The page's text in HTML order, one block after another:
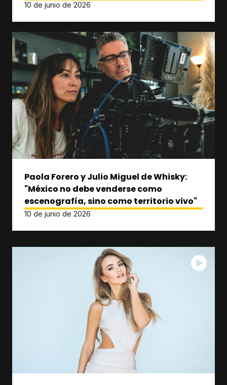
10 de junio de 2026
Paola Forero y Julio Miguel de Whisky:
"México no debe venderse como
escenografía, sino como territorio vivo"
10 de junio de 2026